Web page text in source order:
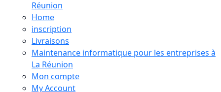
Réunion
Home
inscription
Livraisons
Maintenance informatique pour les entreprises à
La Réunion
Mon compte
My Account